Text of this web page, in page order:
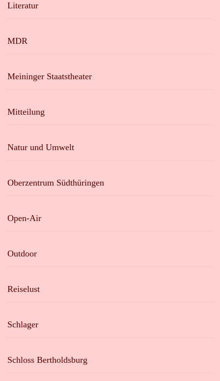
Literatur
MDR
Meininger Staatstheater
Mitteilung
Natur und Umwelt
Oberzentrum Südthüringen
Open-Air
Outdoor
Reiselust
Schlager
Schloss Bertholdsburg